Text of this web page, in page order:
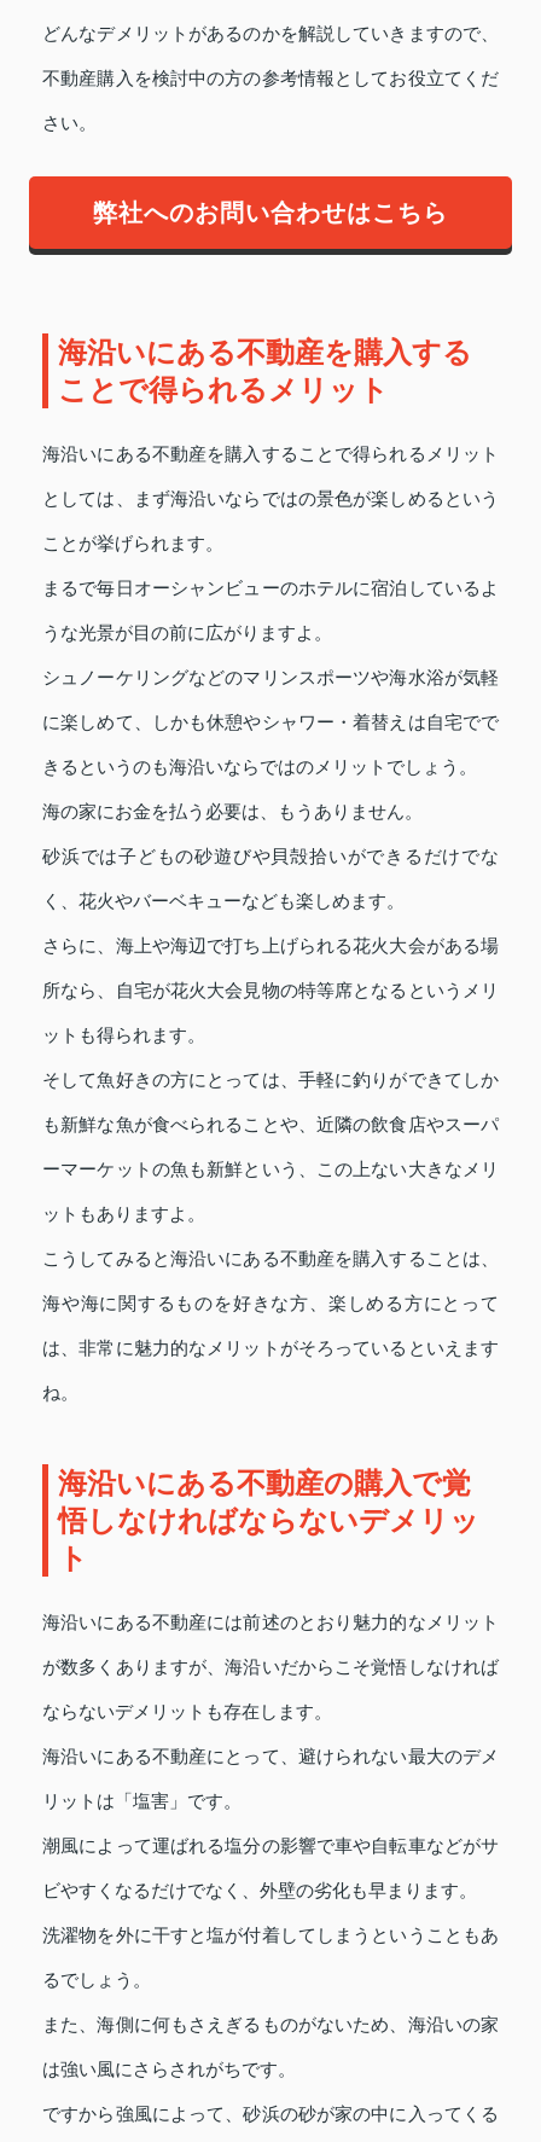
どんなデメリットがあるのかを解説していきますので、
不動産購入を検討中の方の参考情報としてお役立てくだ
さい。
弊社へのお問い合わせはこちら
海沿いにある不動産を購入する
ことで得られるメリット
海沿いにある不動産を購入することで得られるメリット
としては、まず海沿いならではの景色が楽しめるという
ことが挙げられます。
まるで毎日オーシャンビューのホテルに宿泊しているよ
うな光景が目の前に広がりますよ。
シュノーケリングなどのマリンスポーツや海水浴が気軽
に楽しめて、しかも休憩やシャワー・着替えは自宅でで
きるというのも海沿いならではのメリットでしょう。
海の家にお金を払う必要は、もうありません。
砂浜では子どもの砂遊びや貝殻拾いができるだけでな
く、花火やバーベキューなども楽しめます。
さらに、海上や海辺で打ち上げられる花火大会がある場
所なら、自宅が花火大会見物の特等席となるというメリ
ットも得られます。
そして魚好きの方にとっては、手軽に釣りができてしか
も新鮮な魚が食べられることや、近隣の飲食店やスーパ
ーマーケットの魚も新鮮という、この上ない大きなメリ
ットもありますよ。
こうしてみると海沿いにある不動産を購入することは、
海や海に関するものを好きな方、楽しめる方にとって
は、非常に魅力的なメリットがそろっているといえます
ね。
海沿いにある不動産の購入で覚
悟しなければならないデメリッ
ト
海沿いにある不動産には前述のとおり魅力的なメリット
が数多くありますが、海沿いだからこそ覚悟しなければ
ならないデメリットも存在します。
海沿いにある不動産にとって、避けられない最大のデメ
リットは「塩害」です。
潮風によって運ばれる塩分の影響で車や自転車などがサ
ビやすくなるだけでなく、外壁の劣化も早まります。
洗濯物を外に干すと塩が付着してしまうということもあ
るでしょう。
また、海側に何もさえぎるものがないため、海沿いの家
は強い風にさらされがちです。
ですから強風によって、砂浜の砂が家の中に入ってくる